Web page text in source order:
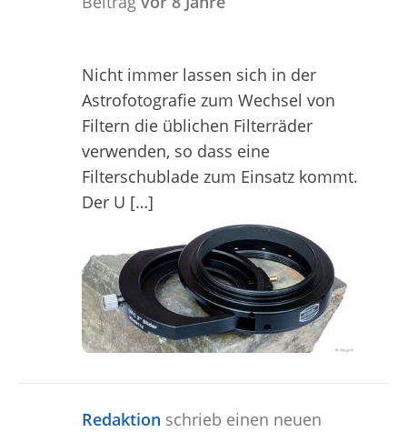
Nicht immer lassen sich in der
Astrofotografie zum Wechsel von
Filtern die üblichen Filterräder
verwenden, so dass eine
Filterschublade zum Einsatz kommt.
Der U […]
Redaktion schrieb einen neuen